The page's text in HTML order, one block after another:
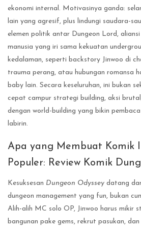
ekonomi internal. Motivasinya ganda:
lain yang agresif, plus lindungi saudara-
elemen politik antar Dungeon Lord, aliansi
manusia yang iri sama kekuatan
kedalaman, seperti backstory Jinwoo di
trauma perang, atau hubungan romansa
baby lain. Secara keseluruhan, ini bukan
cepat campur strategi building, aksi
dengan world-building yang bikin
labirin.
Apa yang Membuat Komik
Populer: Review Komik
Kesuksesan Dungeon Odyssey datang
dungeon management yang fun, bukan
Alih-alih MC solo OP, Jinwoo harus mikir
bangunan pake gems, rekrut pasukan,